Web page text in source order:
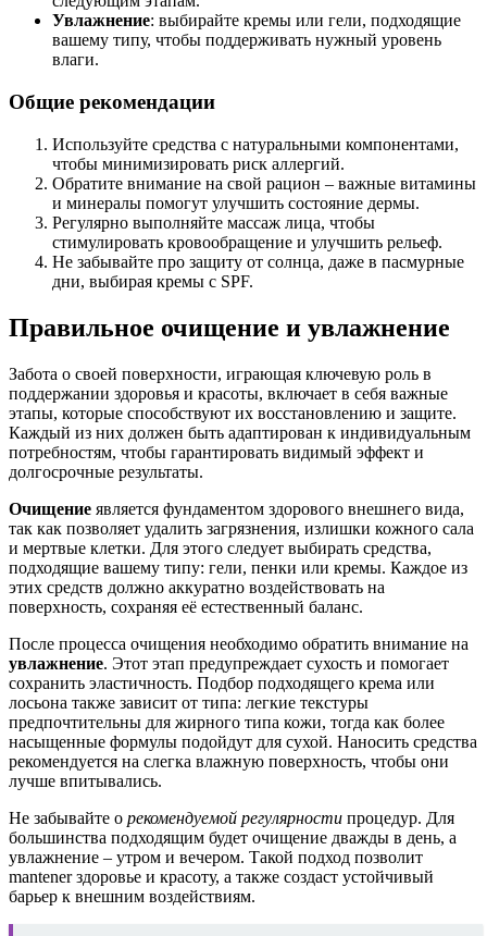
Увлажнение: выбирайте кремы или гели, подходящие
вашему типу, чтобы поддерживать нужный уровень
влаги.
Общие рекомендации
Используйте средства с натуральными компонентами,
чтобы минимизировать риск аллергий.
Обратите внимание на свой рацион – важные витамины
и минералы помогут улучшить состояние дермы.
Регулярно выполняйте массаж лица, чтобы
стимулировать кровообращение и улучшить рельеф.
Не забывайте про защиту от солнца, даже в пасмурные
дни, выбирая кремы с SPF.
Правильное очищение и увлажнение
Забота о своей поверхности, играющая ключевую роль в
поддержании здоровья и красоты, включает в себя важные
этапы, которые способствуют их восстановлению и защите.
Каждый из них должен быть адаптирован к индивидуальным
потребностям, чтобы гарантировать видимый эффект и
долгосрочные результаты.
Очищение является фундаментом здорового внешнего вида,
так как позволяет удалить загрязнения, излишки кожного сала
и мертвые клетки. Для этого следует выбирать средства,
подходящие вашему типу: гели, пенки или кремы. Каждое из
этих средств должно аккуратно воздействовать на
поверхность, сохраняя её естественный баланс.
После процесса очищения необходимо обратить внимание на
увлажнение. Этот этап предупреждает сухость и помогает
сохранить эластичность. Подбор подходящего крема или
лосьона также зависит от типа: легкие текстуры
предпочтительны для жирного типа кожи, тогда как более
насыщенные формулы подойдут для сухой. Наносить средства
рекомендуется на слегка влажную поверхность, чтобы они
лучше впитывались.
Не забывайте о рекомендуемой регулярности процедур. Для
большинства подходящим будет очищение дважды в день, а
увлажнение – утром и вечером. Такой подход позволит
mantener здоровье и красоту, а также создаст устойчивый
барьер к внешним воздействиям.